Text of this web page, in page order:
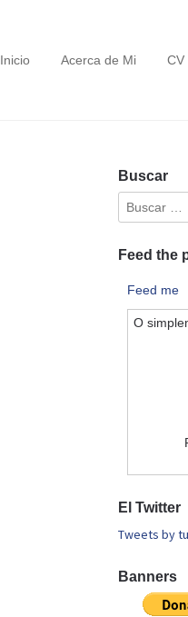
Inicio Acerca de Mi CV
Buscar
Feed the
Feed me
O
El Twitter
Tweets by
Banners